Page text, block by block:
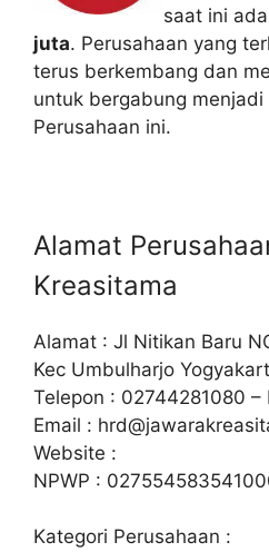
saat ini
juta. Perusahaan yang
terus berkembang dan
untuk bergabung
Perusahaan ini.
Alamat
Kreasitama
Alamat : Jl Nitikan Baru
Kec Umbulharjo
Telepon : 02744281080
Email :
Website :
NPWP :
Kategori Perusahaan :